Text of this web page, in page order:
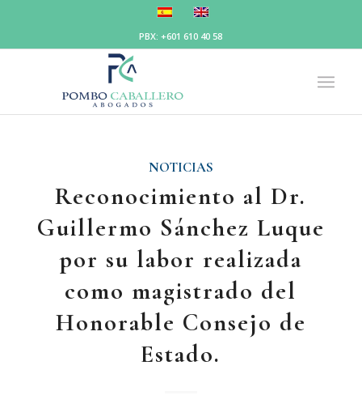
PBX: +601 610 40 58
NOTICIAS
Reconocimiento al Dr.
Guillermo Sánchez Luque
por su labor realizada
como magistrado del
Honorable Consejo de
Estado.